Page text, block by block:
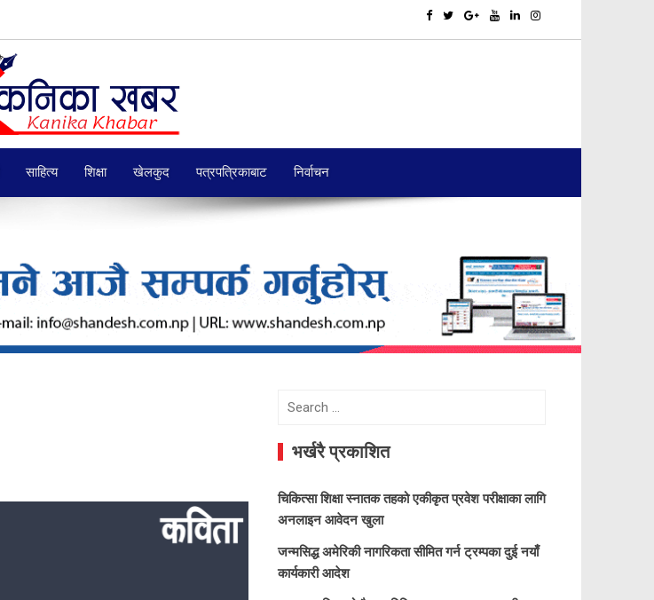
साहित्य शिक्षा खेलकुद पत्रपत्रिकाबाट निर्वाचन
Search
भर्खरै प्रकाशित
चिकित्सा शिक्षा स्नातक तहको एकीकृत प्रवेश परीक्षाका लागि
अनलाइन आवेदन खुला
जन्मसिद्ध अमेरिकी नागरिकता सीमित गर्न ट्रम्पका दुई नयाँ
कार्यकारी आदेश